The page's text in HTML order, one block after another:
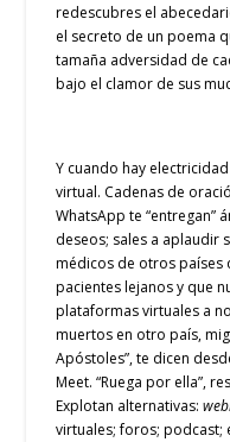
redescubres el
el secreto de un poema
tamaña adversidad de
bajo el clamor de sus
Y cuando hay
virtual. Cadenas de
WhatsApp te “entregan”
deseos; sales a aplaudir
médicos de otros países
pacientes lejanos y que
plataformas virtuales a
muertos en otro país,
Apóstoles”, te dicen
Meet. “Ruega por ella”,
Explotan alternativas:
virtuales; foros; podcast;